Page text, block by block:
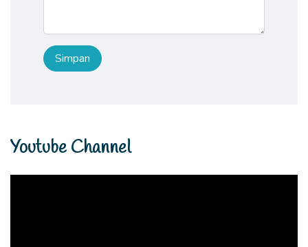
Youtube Channel